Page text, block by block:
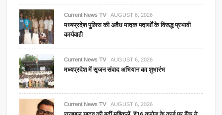
Current News TV AUGUST 6, 2026
मध्यप्रदेश पुलिस की अवैध मादक पदार्थों के विरूद्ध प्रभावी
कार्यवाही
Current News TV AUGUST 6, 2026
मध्यप्रदेश में सृजन संवाद अभियान का शुभारंभ
Current News TV AUGUST 6, 2026